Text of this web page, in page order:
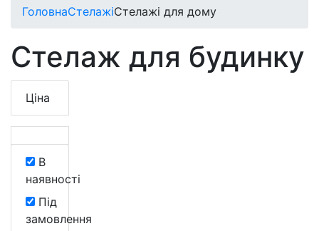
ГоловнаСтелажіСтелажі для дому
Стелаж для будинку
Ціна
В
наявності
Під
замовлення